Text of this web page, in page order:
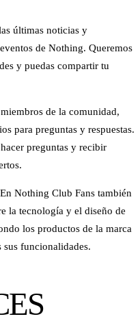
últimas noticias y
de Nothing. Queremos
y puedas compartir tu
de la comunidad,
para preguntas y respuestas.
preguntas y recibir
Nothing Club Fans también
la tecnología y el diseño de
los productos de la marca
funcionalidades.